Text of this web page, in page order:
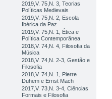
2019,V. 75,N. 3, Teorias
Políticas Medievais
2019,V. 75,N. 2, Escola
Ibérica da Paz
2019,V. 75,N. 1, Ética e
Política Contemporânea
2018,V. 74,N. 4, Filosofia da
Música
2018,V. 74,N. 2-3, Gestão e
Filosofia
2018,V. 74,N. 1, Pierre
Duhem e Ernst Mach
2017,V. 73,N. 3-4, Ciências
Formais e Filosofia